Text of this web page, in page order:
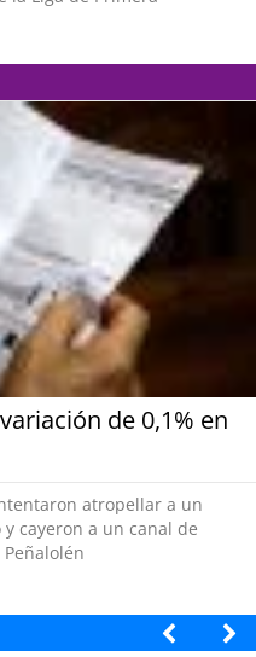
de 0,1% en
atropellar a un
cayeron a un canal de